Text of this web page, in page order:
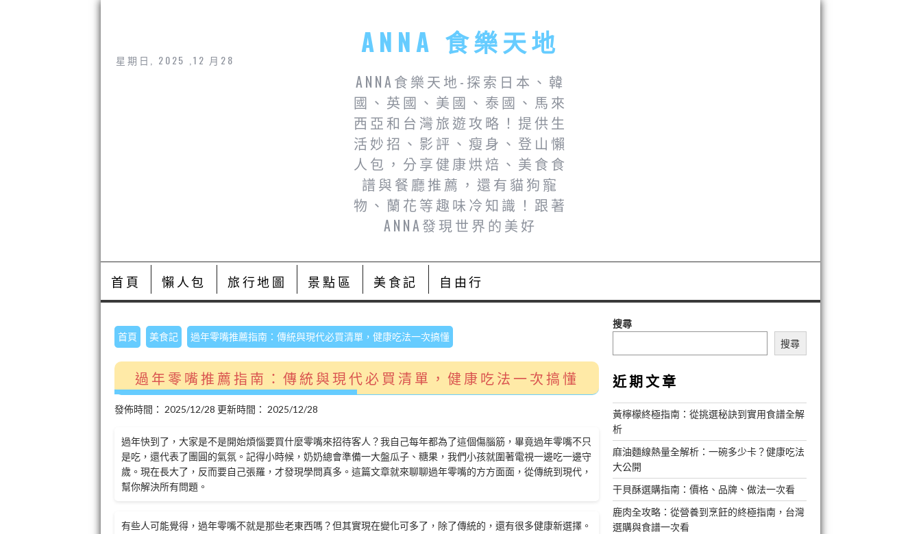
星期日, 2025 ,12 月28
ANNA 食樂天地
ANNA食樂天地-探索日本、韓
國、英國、美國、泰國、馬來
西亞和台灣旅遊攻略！提供生
活妙招、影評、瘦身、登山懶
人包，分享健康烘焙、美食食
譜與餐廳推薦，還有貓狗寵
物、蘭花等趣味冷知識！跟著
ANNA發現世界的美好
首頁 懶人包 旅行地圖 景點區 美食記 自由行
首頁 美食記 過年零嘴推薦指南：傳統與現代必買清單，健康吃法一次搞懂
過年零嘴推薦指南：傳統與現代必買清單，健康吃法一次搞懂
發佈時間： 2025/12/28 更新時間： 2025/12/28
過年快到了，大家是不是開始煩惱要買什麼零嘴來招待客人？我自己每年都為了這個傷腦筋，畢竟過年零嘴不只
是吃，還代表了團圓的氣氛。記得小時候，奶奶總會準備一大盤瓜子、糖果，我們小孩就圍著電視一邊吃一邊守
歲。現在長大了，反而要自己張羅，才發現學問真多。這篇文章就來聊聊過年零嘴的方方面面，從傳統到現代，
幫你解決所有問題。
有些人可能覺得，過年零嘴不就是那些老東西嗎？但其實現在變化可多了，除了傳統的，還有很多健康新選擇。
搜尋
搜尋
近期文章
黃檸檬終極指南：從挑選秘訣到實用食譜全解
析
麻油麵線熱量全解析：一碗多少卡？健康吃法
大公開
干貝酥選購指南：價格、品牌、做法一次看
鹿肉全攻略：從營養到烹飪的終極指南，台灣
選購與食譜一次看